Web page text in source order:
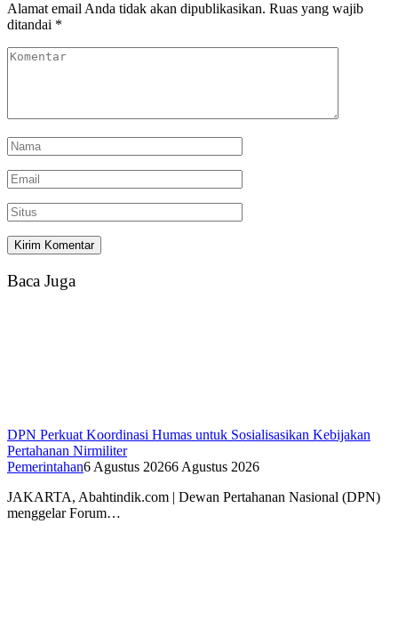
Alamat email Anda tidak akan dipublikasikan. Ruas yang wajib
ditandai *
Baca Juga
DPN Perkuat Koordinasi Humas untuk Sosialisasikan Kebijakan
Pertahanan Nirmiliter
Pemerintahan6 Agustus 20266 Agustus 2026
JAKARTA, Abahtindik.com | Dewan Pertahanan Nasional (DPN)
menggelar Forum…